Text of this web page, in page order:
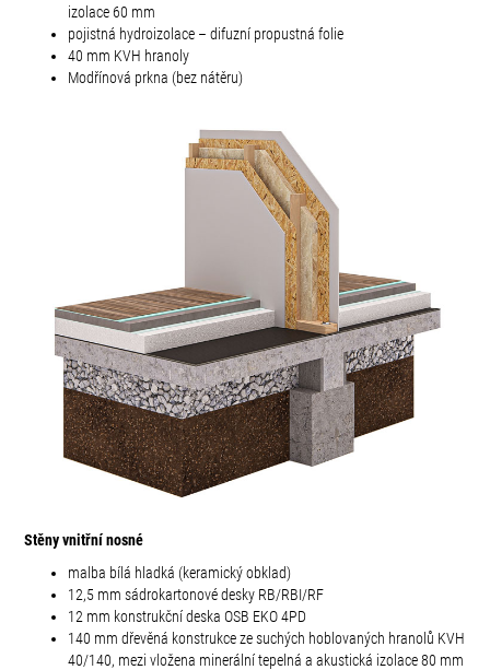
izolace 60 mm
pojistná hydroizolace – difuzní propustná folie
40 mm KVH hranoly
Modřínová prkna (bez nátěru)
Stěny vnitřní nosné
malba bílá hladká (keramický obklad)
12,5 mm sádrokartonové desky RB/RBI/RF
12 mm konstrukční deska OSB EKO 4PD
140 mm dřevěná konstrukce ze suchých hoblovaných hranolů KVH
40/140, mezi vložena minerální tepelná a akustická izolace 80 mm